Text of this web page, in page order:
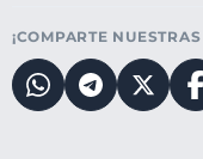
¡COMPARTE